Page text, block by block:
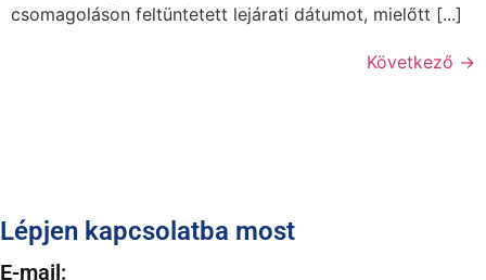
csomagoláson feltüntetett lejárati dátumot, mielőtt [...]
Következő →
Lépjen kapcsolatba most
E-mail: